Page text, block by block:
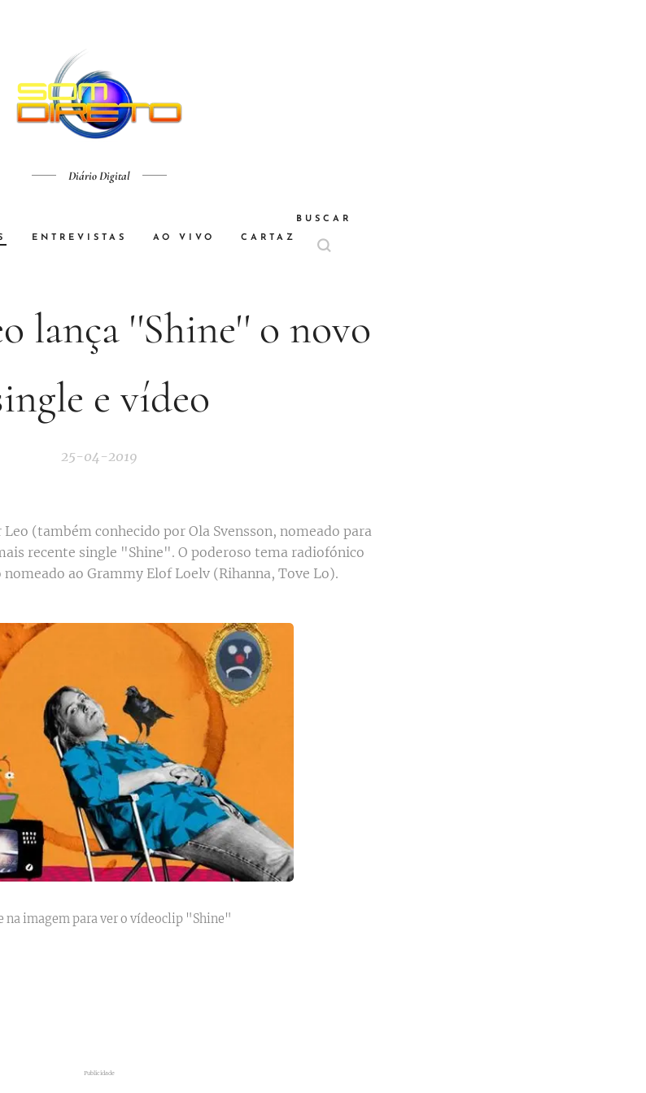
Diário Digital
ENTREVISTAS AO VIVO CARTAZ
BUSCAR
lança ''Shine'' o novo
e vídeo
25-04-2019
(também conhecido por Ola Svensson, nomeado para
recente single "Shine". O poderoso tema radiofónico
ao Grammy Elof Loelv (Rihanna, Tove Lo).
na imagem para ver o vídeoclip "Shine"
Publicidade